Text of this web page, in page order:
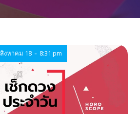
สิงหาคม 18 - 8:31 pm